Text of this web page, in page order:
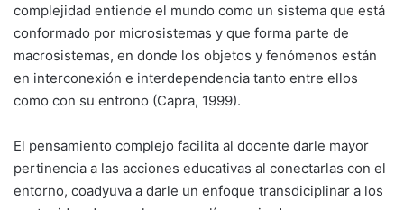
complejidad entiende el mundo como un sistema que está
conformado por microsistemas y que forma parte de
macrosistemas, en donde los objetos y fenómenos están
en interconexión e interdependencia tanto entre ellos
como con su entrono (Capra, 1999).
El pensamiento complejo facilita al docente darle mayor
pertinencia a las acciones educativas al conectarlas con el
entorno, coadyuva a darle un enfoque transdiciplinar a los